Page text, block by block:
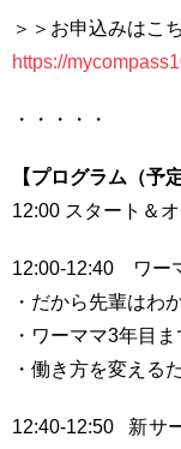
＞＞お申込みはこ
https://
・・・・・
【プログラム（予
12:00 スタート＆
12:00-12:40 ワー
・だから先輩はわ
・ワーママ3年目
・働き方を変える
12:40-12:50 新サ